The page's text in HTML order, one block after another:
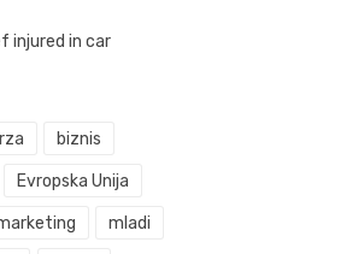
injured in car
biznis
Evropska Unija
mladi